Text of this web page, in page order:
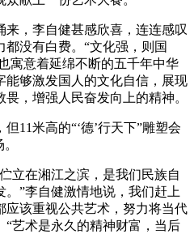
，李自健甚感欣喜，连连感叹
没有白费。“文化强，则国
寓意着延绵不断的五千年中华
能够激发国人的文化自信，展现
，增强人民奋发向上的精神。
米高的“‘德’行天下”雕塑会
在湘江之滨，是我们民族自
”李自健激情地说，我们赶上
应该重视公共艺术，努力将当代
艺术是永久的精神财富，当后